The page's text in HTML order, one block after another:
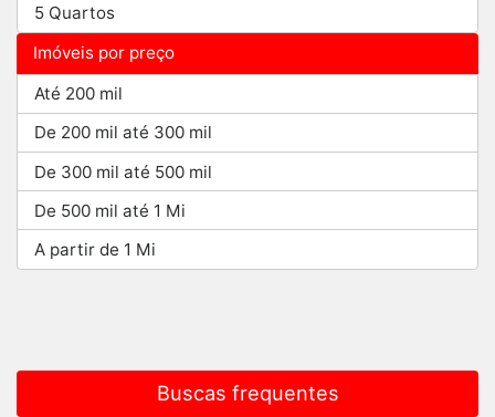
5 Quartos
Imóveis por preço
Até 200 mil
De 200 mil até 300 mil
De 300 mil até 500 mil
De 500 mil até 1 Mi
A partir de 1 Mi
Buscas frequentes